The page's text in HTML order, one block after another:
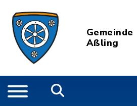
Gemeinde
Aßling